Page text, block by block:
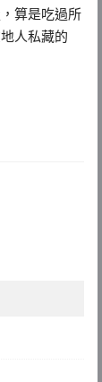
算是吃過所
人私藏的